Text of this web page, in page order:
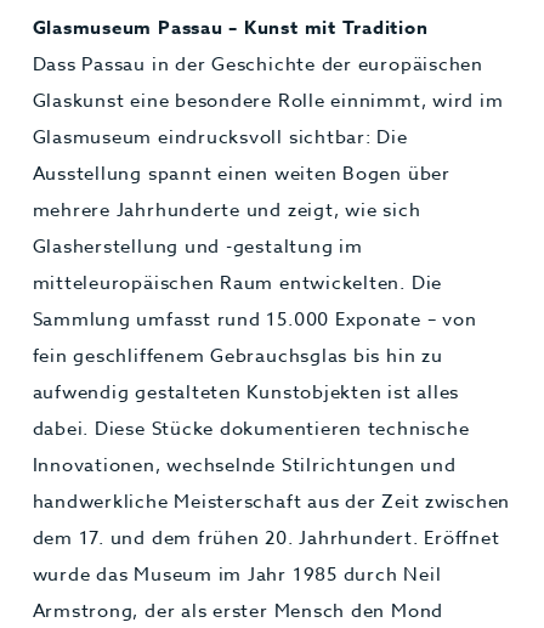
Glasmuseum Passau – Kunst mit Tradition
Dass Passau in der Geschichte der europäischen
Glaskunst eine besondere Rolle einnimmt, wird im
Glasmuseum eindrucksvoll sichtbar: Die
Ausstellung spannt einen weiten Bogen über
mehrere Jahrhunderte und zeigt, wie sich
Glasherstellung und -gestaltung im
mitteleuropäischen Raum entwickelten. Die
Sammlung umfasst rund 15.000 Exponate – von
fein geschliffenem Gebrauchsglas bis hin zu
aufwendig gestalteten Kunstobjekten ist alles
dabei. Diese Stücke dokumentieren technische
Innovationen, wechselnde Stilrichtungen und
handwerkliche Meisterschaft aus der Zeit zwischen
dem 17. und dem frühen 20. Jahrhundert. Eröffnet
wurde das Museum im Jahr 1985 durch Neil
Armstrong, der als erster Mensch den Mond